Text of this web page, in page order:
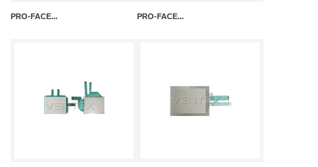
PRO-FACE... PRO-FACE...